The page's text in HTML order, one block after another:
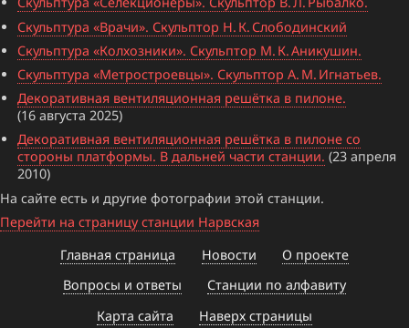
Скульптура «Врачи». Скульптор Н. К. Слободинский
Скульптура «Колхозники». Скульптор М. К. Аникушин.
Скульптура «Метростроевцы». Скульптор А. М. Игнатьев.
Декоративная вентиляционная решётка в пилоне.
(16 августа 2025)
Декоративная вентиляционная решётка в пилоне со
стороны платформы. В дальней части станции. (23 апреля
2010)
На сайте есть и другие фотографии этой станции.
Перейти на страницу станции Нарвская
Главная страница
Новости
О проекте
Вопросы и ответы
Станции по алфавиту
Карта сайта
Наверх страницы